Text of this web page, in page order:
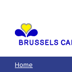
contenu
principal
Home